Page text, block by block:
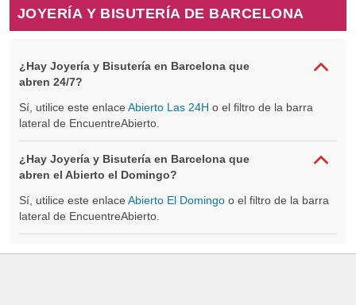
JOYERÍA Y BISUTERÍA DE BARCELONA
¿Hay Joyería y Bisutería en Barcelona que
abren 24/7?
Sí, utilice este enlace Abierto Las 24H o el filtro de la barra
lateral de EncuentreAbierto.
¿Hay Joyería y Bisutería en Barcelona que
abren el Abierto el Domingo?
Sí, utilice este enlace Abierto El Domingo o el filtro de la barra
lateral de EncuentreAbierto.